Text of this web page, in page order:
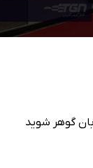
گوهر شوید